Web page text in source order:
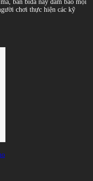
bàn bida này đảm bảo mọi
chơi thực hiện các kỹ